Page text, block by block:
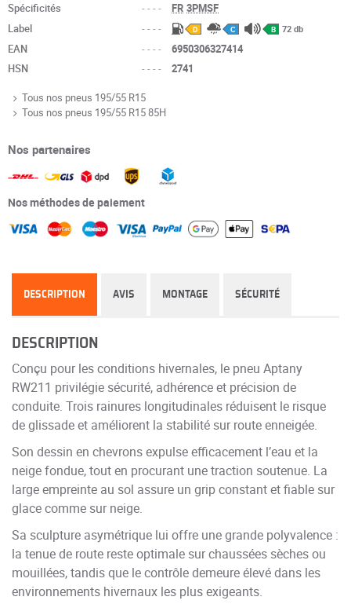
Spécificités ---- FR 3PMSF
Label
---- D C B 72 db
EAN ----
6950306327414
HSN
---- 2741
Tous nos pneus 195/55 R15
Tous nos pneus 195/55 R15 85H
Nos partenaires
Nos méthodes de paiement
DESCRIPTION AVIS MONTAGE SÉCURITÉ
DESCRIPTION
Conçu pour les conditions hivernales, le pneu Aptany
RW211 privilégie sécurité, adhérence et précision de
conduite. Trois rainures longitudinales réduisent le risque
de glissade et améliorent la stabilité sur route enneigée.
Son dessin en chevrons expulse efficacement l’eau et la
neige fondue, tout en procurant une traction soutenue. La
large empreinte au sol assure un grip constant et fiable sur
glace comme sur neige.
Sa sculpture asymétrique lui offre une grande polyvalence :
la tenue de route reste optimale sur chaussées sèches ou
mouillées, tandis que le contrôle demeure élevé dans les
environnements hivernaux les plus exigeants.